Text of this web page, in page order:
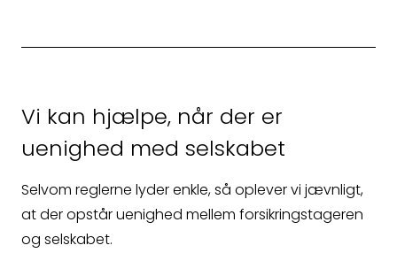
Fagområder
Vi kan hjælpe, når der er
uenighed med selskabet
Selvom reglerne lyder enkle, så oplever vi jævnligt,
at der opstår uenighed mellem forsikringstageren
og selskabet.